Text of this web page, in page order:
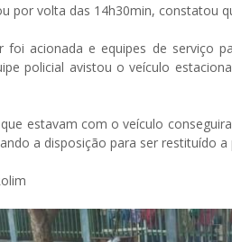
por volta das 14h30min, constatou
foi acionada e equipes de serviço
policial avistou o veículo
estavam com o veículo
a disposição para ser restituído